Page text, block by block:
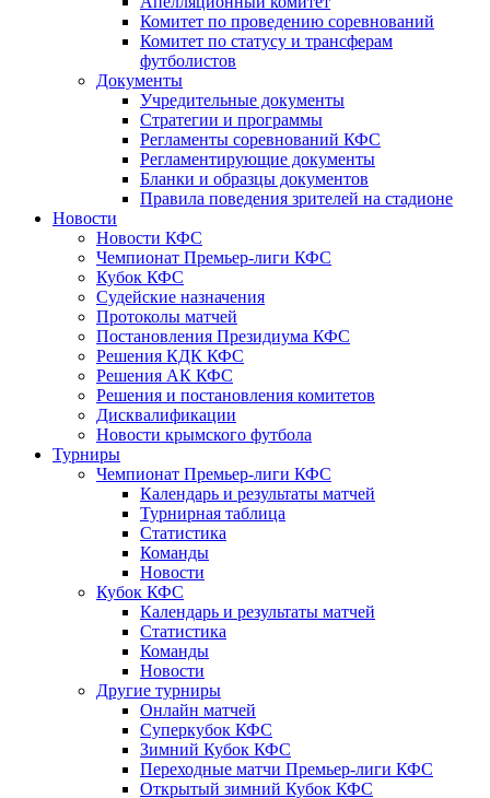
Комитет по проведению соревнований
Комитет по статусу и трансферам
футболистов
Документы
Учредительные документы
Стратегии и программы
Регламенты соревнований КФС
Регламентирующие документы
Бланки и образцы документов
Правила поведения зрителей на стадионе
Новости
Новости КФС
Чемпионат Премьер-лиги КФС
Кубок КФС
Судейские назначения
Протоколы матчей
Постановления Президиума КФС
Решения КДК КФС
Решения АК КФС
Решения и постановления комитетов
Дисквалификации
Новости крымского футбола
Турниры
Чемпионат Премьер-лиги КФС
Календарь и результаты матчей
Турнирная таблица
Статистика
Команды
Новости
Кубок КФС
Календарь и результаты матчей
Статистика
Команды
Новости
Другие турниры
Онлайн матчей
Суперкубок КФС
Зимний Кубок КФС
Переходные матчи Премьер-лиги КФС
Открытый зимний Кубок КФС